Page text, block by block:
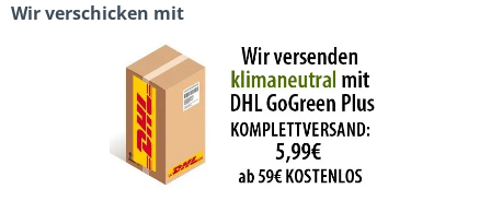
Wir verschicken mit